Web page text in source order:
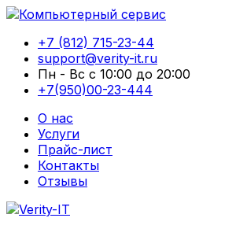
+7 (812) 715-23-44
support@verity-it.ru
Пн - Вс с 10:00 до 20:00
+7(950)00-23-444
О нас
Услуги
Прайс-лист
Контакты
Отзывы